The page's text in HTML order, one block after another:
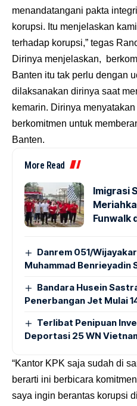
menandatangani pakta
korupsi. Itu menjelaskan
terhadap korupsi,” tegas
Dirinya menjelaskan,
Banten itu tak perlu dengan
dilaksanakan dirinya saat
kemarin. Dirinya
berkomitmen untuk
Banten.
More Read
Imigrasi
Funwalk
Danrem 051/
Muhammad Benrieyadin
Bandara Husein
Penerbangan Jet Mulai
Terlibat Penipuan
Deportasi 25 WN
“Kantor KPK saja sudah di
berarti ini berbicara
saya ingin berantas korupsi